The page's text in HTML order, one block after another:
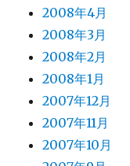
2008年4月
2008年3月
2008年2月
2008年1月
2007年12月
2007年11月
2007年10月